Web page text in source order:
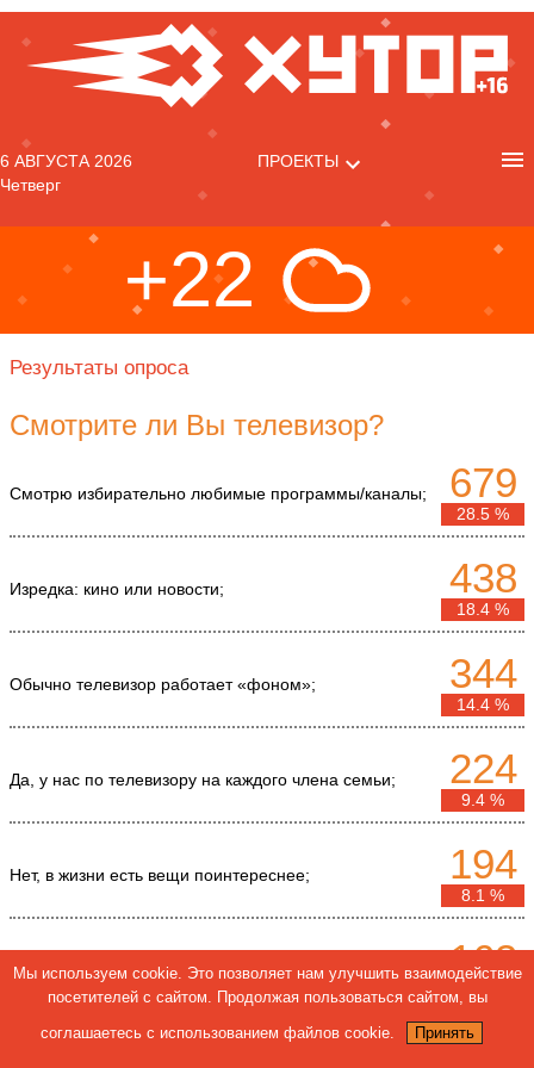
6 АВГУСТА 2026
Четверг
ПРОЕКТЫ
+22
Результаты опроса
Смотрите ли Вы телевизор?
Смотрю избирательно любимые программы/каналы; 679
28.5 %
Изредка: кино или новости; 438
18.4 %
Обычно телевизор работает «фоном»; 344
14.4 %
Да, у нас по телевизору на каждого члена семьи; 224
9.4 %
Нет, в жизни есть вещи поинтереснее; 194
8.1 %
Да, я – «телеманьяк»! 163
6.8 %
144
Мы используем cookie. Это позволяет нам улучшить взаимодействие
посетителей с сайтом. Продолжая пользоваться сайтом, вы
соглашаетесь с использованием файлов cookie.
Принять